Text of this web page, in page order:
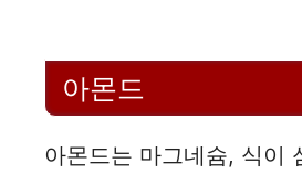
아몬드
아몬드는 마그네슘, 식이